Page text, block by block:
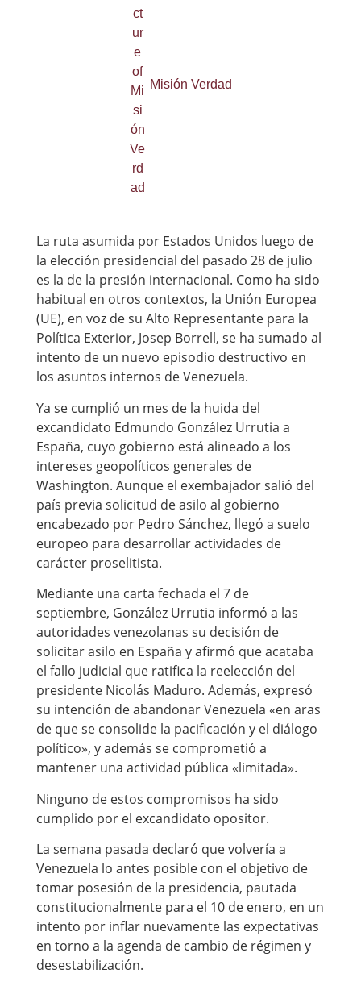
Misión Verdad
La ruta asumida por Estados Unidos luego de
la elección presidencial del pasado 28 de julio
es la de la presión internacional. Como ha sido
habitual en otros contextos, la Unión Europea
(UE), en voz de su Alto Representante para la
Política Exterior, Josep Borrell, se ha sumado al
intento de un nuevo episodio destructivo en
los asuntos internos de Venezuela.
Ya se cumplió un mes de la huida del
excandidato Edmundo González Urrutia a
España, cuyo gobierno está alineado a los
intereses geopolíticos generales de
Washington. Aunque el exembajador salió del
país previa solicitud de asilo al gobierno
encabezado por Pedro Sánchez, llegó a suelo
europeo para desarrollar actividades de
carácter proselitista.
Mediante una carta fechada el 7 de
septiembre, González Urrutia informó a las
autoridades venezolanas su decisión de
solicitar asilo en España y afirmó que acataba
el fallo judicial que ratifica la reelección del
presidente Nicolás Maduro. Además, expresó
su intención de abandonar Venezuela «en aras
de que se consolide la pacificación y el diálogo
político», y además se comprometió a
mantener una actividad pública «limitada».
Ninguno de estos compromisos ha sido
cumplido por el excandidato opositor.
La semana pasada declaró que volvería a
Venezuela lo antes posible con el objetivo de
tomar posesión de la presidencia, pautada
constitucionalmente para el 10 de enero, en un
intento por inflar nuevamente las expectativas
en torno a la agenda de cambio de régimen y
desestabilización.